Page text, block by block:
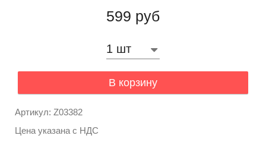
599 руб
В корзину
Артикул: Z03382
Цена указана с НДС